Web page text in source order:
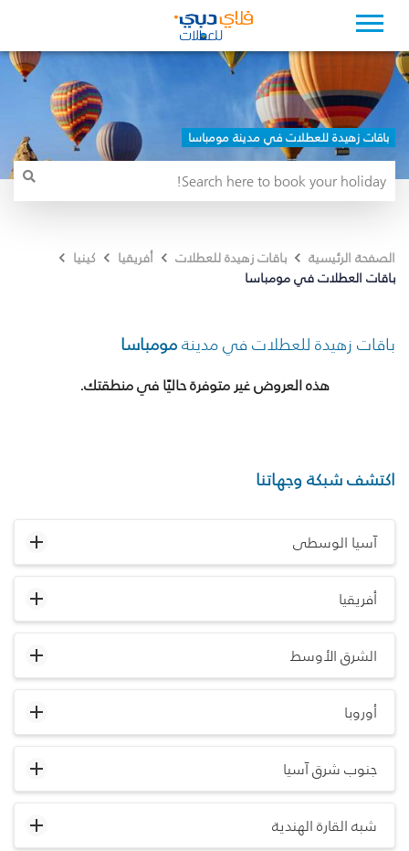
باقات زهيدة للعطلات في مدينة مومباسا
الصفحة الرئيسية باقات زهيدة للعطلات أفريقيا
كينيا
باقات العطلات في مومباسا
باقات زهيدة للعطلات في مدينةمومباسا
هذه العروض غير متوفرة حاليًا في منطقتك.
اكتشف شبكة وجهاتنا
آسيا الوسطى
أفريقيا
الشرق الأوسط
أوروبا
جنوب شرق آسيا
شبه القارة الهندية